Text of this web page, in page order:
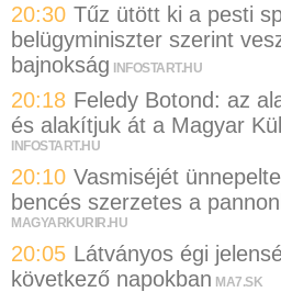
20:30 Tűz ütött ki a pesti
belügyminiszter szerint
bajnokság INFOSTART.HU
20:18 Feledy Botond: az
és alakítjuk át a Magyar
INFOSTART.HU
20:10 Vasmiséjét
bencés szerzetes a
MAGYARKURIR.HU
20:05 Látványos égi
következő napokban MA7.SK